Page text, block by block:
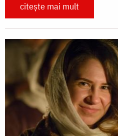
citește mai mult